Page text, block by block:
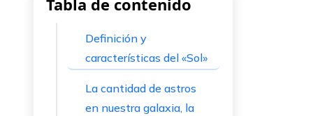
Tabla de contenido
Definición y
características del «Sol»
La cantidad de astros
en nuestra galaxia, la